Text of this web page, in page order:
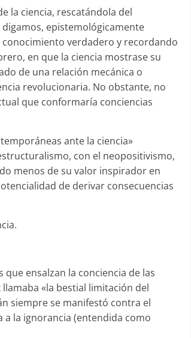
la ciencia, rescatándola del
epistemológicamente
verdadero y recordando
en que la ciencia mostrase su
de una relación mecánica o
revolucionaria. No obstante, no
que conformaría conciencias
ante la ciencia»
con el neopositivismo,
menos de su valor inspirador en
de derivar consecuencias
ensalzan la conciencia de las
«la bestial limitación del
siempre se manifestó contra el
la ignorancia (entendida como